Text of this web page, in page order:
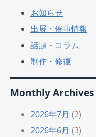
お知らせ
出展・催事情報
話題・コラム
制作・修復
Monthly Archives
2026年7月 (2)
2026年6月 (3)